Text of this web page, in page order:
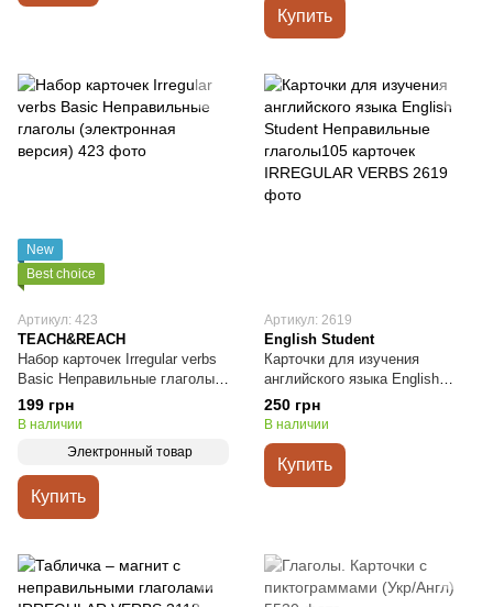
Купить
New
Best choice
Артикул: 423
TEACH&REACH
Набор карточек Irregular verbs
Basic Неправильные глаголы
(электронная версия)
199 грн
В наличии
Электронный товар
Купить
Артикул: 2619
English Student
Карточки для изучения
английского языка English
Student Неправильные
глаголы105 карточек
250 грн
В наличии
Купить